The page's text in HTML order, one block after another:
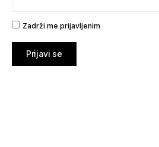
Zadrži me prijavljenim
Prijavi se